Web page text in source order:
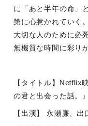
に「あと半年の命」
第に心惹かれていく
大切な人のために必
無機質な時間に彩り
【タイトル】 Netflix
の君と出会った話。』
【出演】 永瀬廉、出